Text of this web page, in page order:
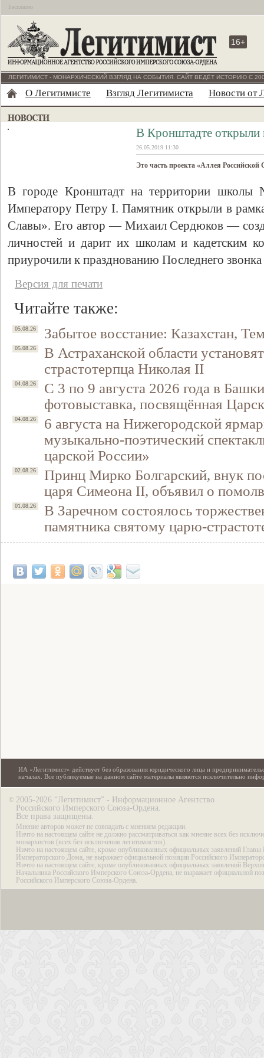
Бесплатно
16+
ЛЕГИТИМИСТ - МОНАРХИЧЕСКИЙ ВЗГЛЯД НА СОБЫТИЯ. САЙТ ВЕДЁТ ИСТОРИЮ С
О Легитимисте Взгляд Легитимиста Новости от
В Кронштадте открыли
26.05.2019 11:30
Это часть проекта «Аллея Российской
В городе Кронштадт на территории школы
Императору Петру I. Памятник открыли в
Славы». Его автор — Михаил Сердюков —
личностей и дарит их школам и кадетским
приурочили к празднованию Последнего
Версия для печати
Читайте также:
05.08.26 Забытое восстание: Казахстан,
05.08.26
В Астраханской области
страстотерпца Николая II
04.08.26
С 3 по 9 августа 2026 года в
фотовыставка, посвящённая
04.08.26
6 августа на Нижегородской
музыкально-поэтический
царской России»
02.08.26
Принц Мирко Болгарский, внук
царя Симеона II, объявил о
01.08.26
В Заречном состоялось
памятника святому царю-
ИА «Легитимист» действует без образования юридического лица и
началах. Все публикуемые на данном сайте материалы являются исключительно
© 2005-2026 “Легитимист” - Информационное Агентство
Российского Имперского Союза-Ордена.
Все права защищены.
Мнение авторов может не совпадать с мнением редакции.
Ничто на настоящем сайте не должно рассматриваться как мнение всех без
монархистов (всех без исключения легитимистов).
Ничто на настоящем сайте, кроме опубликованных официальных заявлений Главы
Императорского Дома, не выражает официальной позиции Российского
Ничто на настоящем сайте, кроме опубликованных официальных заявлений
Начальника Российского Имперского Союза-Ордена, не выражает официальной
Российского Имперского Союза-Ордена.